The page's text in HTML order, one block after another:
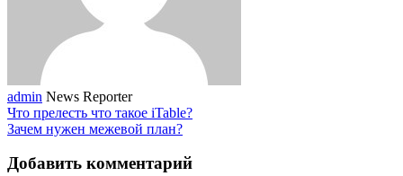
admin News Reporter
Что прелесть что такое iTable?
Зачем нужен межевой план?
Добавить комментарий